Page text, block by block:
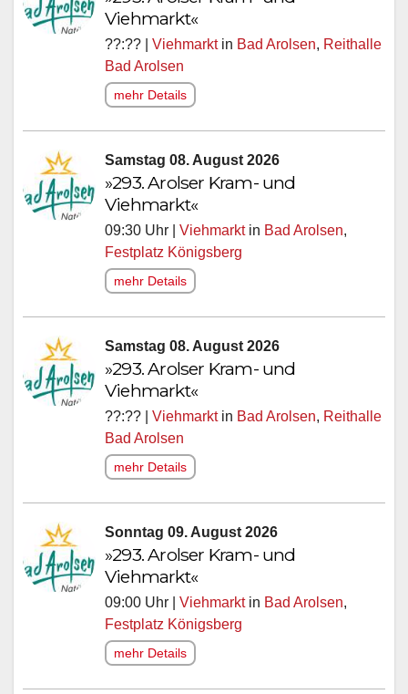
Viehmarkt«
??:?? | Viehmarktin Bad Arolsen, Reithalle
Bad Arolsen
mehr Details
Samstag 08. August 2026
»293. Arolser Kram- und
Viehmarkt«
09:30 Uhr | Viehmarktin Bad Arolsen,
Festplatz Königsberg
mehr Details
Samstag 08. August 2026
»293. Arolser Kram- und
Viehmarkt«
??:?? | Viehmarktin Bad Arolsen, Reithalle
Bad Arolsen
mehr Details
Sonntag 09. August 2026
»293. Arolser Kram- und
Viehmarkt«
09:00 Uhr | Viehmarktin Bad Arolsen,
Festplatz Königsberg
mehr Details